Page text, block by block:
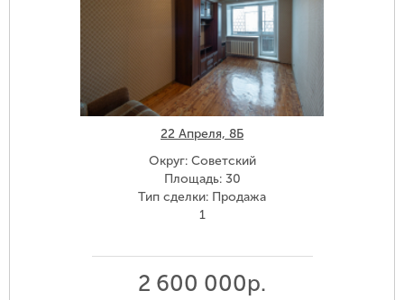
22 Апреля, 8Б
Округ: Советский
Площадь: 30
Тип сделки: Продажа
1
2 600 000р.